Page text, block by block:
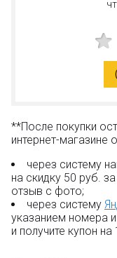
**После покупки
интернет-
через систему
на скидку 50 руб.
отзыв с фото;
через систему
указанием номера
и получите купон на